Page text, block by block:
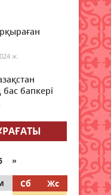
орман
ж.
бапкері
»
Сб
Жс